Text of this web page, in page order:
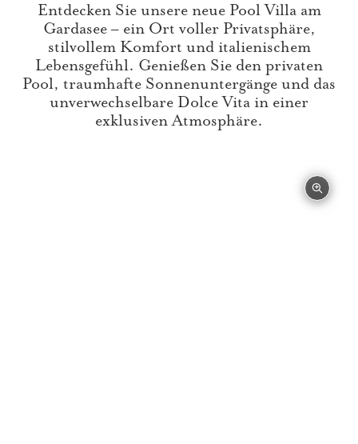
Entdecken Sie unsere neue Pool Villa am
Gardasee – ein Ort voller Privatsphäre,
stilvollem Komfort und italienischem
Lebensgefühl. Genießen Sie den privaten
Pool, traumhafte Sonnenuntergänge und das
unverwechselbare Dolce Vita in einer
exklusiven Atmosphäre.